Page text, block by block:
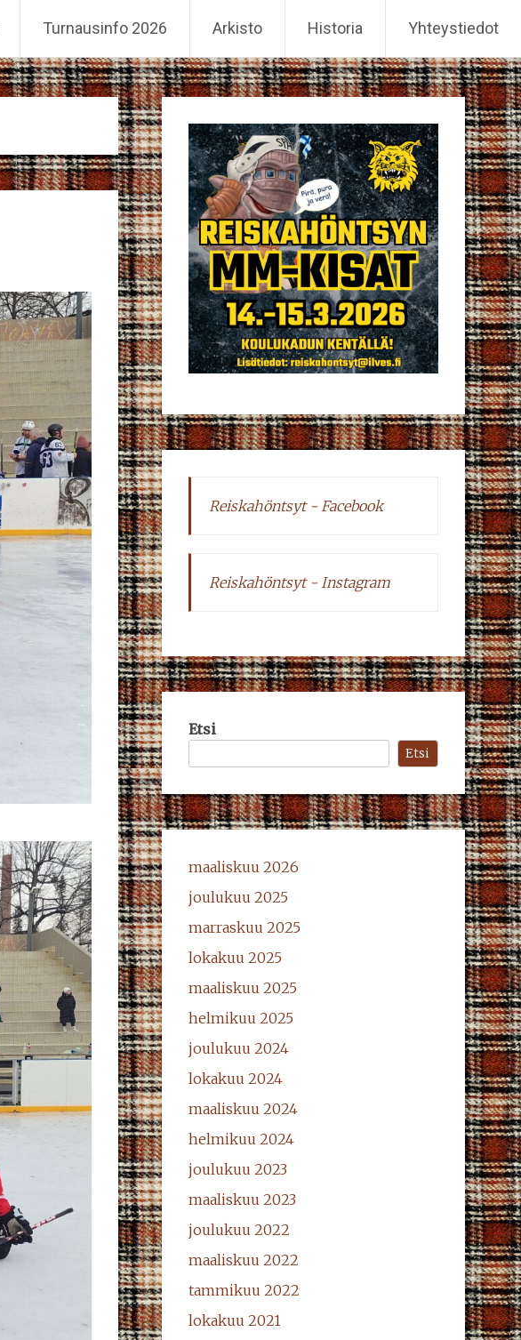
Turnausinfo 2026 Arkisto Historia Yhteystiedot
Reiskahöntsyt - Facebook
Reiskahöntsyt - Instagram
Etsi
Etsi
maaliskuu 2026
joulukuu 2025
marraskuu 2025
lokakuu 2025
maaliskuu 2025
helmikuu 2025
joulukuu 2024
lokakuu 2024
maaliskuu 2024
helmikuu 2024
joulukuu 2023
maaliskuu 2023
joulukuu 2022
maaliskuu 2022
tammikuu 2022
lokakuu 2021